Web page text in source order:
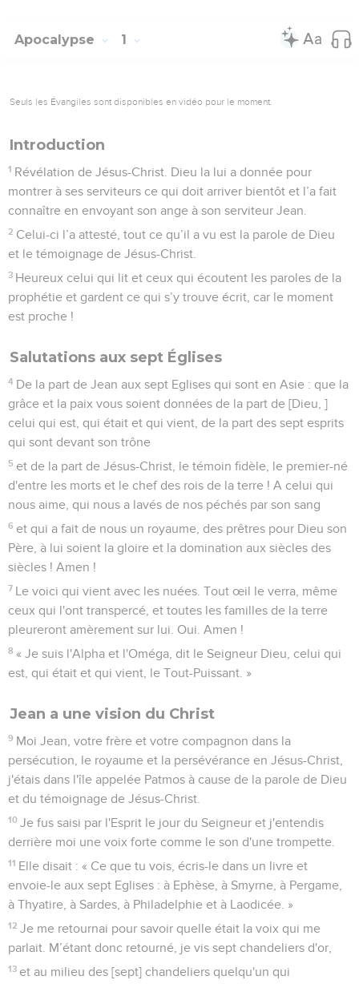
Apocalypse 1
Seuls les Évangiles sont disponibles en vidéo pour le moment.
Introduction
1 Révélation de Jésus-Christ. Dieu la lui a donnée pour
montrer à ses serviteurs ce qui doit arriver bientôt et l’a fait
connaître en envoyant son ange à son serviteur Jean.
2 Celui-ci l’a attesté, tout ce qu’il a vu est la parole de Dieu
et le témoignage de Jésus-Christ.
3 Heureux celui qui lit et ceux qui écoutent les paroles de la
prophétie et gardent ce qui s’y trouve écrit, car le moment
est proche !
Salutations aux sept Églises
4 De la part de Jean aux sept Eglises qui sont en Asie : que la
grâce et la paix vous soient données de la part de [Dieu, ]
celui qui est, qui était et qui vient, de la part des sept esprits
qui sont devant son trône
5 et de la part de Jésus-Christ, le témoin fidèle, le premier-né
d'entre les morts et le chef des rois de la terre ! A celui qui
nous aime, qui nous a lavés de nos péchés par son sang
6 et qui a fait de nous un royaume, des prêtres pour Dieu son
Père, à lui soient la gloire et la domination aux siècles des
siècles ! Amen !
7 Le voici qui vient avec les nuées. Tout œil le verra, même
ceux qui l'ont transpercé, et toutes les familles de la terre
pleureront amèrement sur lui. Oui. Amen !
8 « Je suis l'Alpha et l'Oméga, dit le Seigneur Dieu, celui qui
est, qui était et qui vient, le Tout-Puissant. »
Jean a une vision du Christ
9 Moi Jean, votre frère et votre compagnon dans la
persécution, le royaume et la persévérance en Jésus-Christ,
j'étais dans l'île appelée Patmos à cause de la parole de Dieu
et du témoignage de Jésus-Christ.
10 Je fus saisi par l'Esprit le jour du Seigneur et j'entendis
derrière moi une voix forte comme le son d'une trompette.
11 Elle disait : « Ce que tu vois, écris-le dans un livre et
envoie-le aux sept Eglises : à Ephèse, à Smyrne, à Pergame,
à Thyatire, à Sardes, à Philadelphie et à Laodicée. »
12 Je me retournai pour savoir quelle était la voix qui me
parlait. M’étant donc retourné, je vis sept chandeliers d'or,
13 et au milieu des [sept] chandeliers quelqu'un qui